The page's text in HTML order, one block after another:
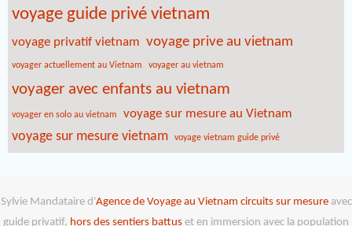
voyage guide privé vietnam
voyage privatif vietnam voyage prive au vietnam
voyager actuellement au Vietnam voyager au vietnam
voyager avec enfants au vietnam
voyager en solo au vietnam voyage sur mesure au Vietnam
voyage sur mesure vietnam voyage vietnam guide privé
Sylvie Mandataire d'Agence de Voyage au Vietnam circuits sur mesureavec
guide privatif, hors des sentiers battus et en immersion avec la population